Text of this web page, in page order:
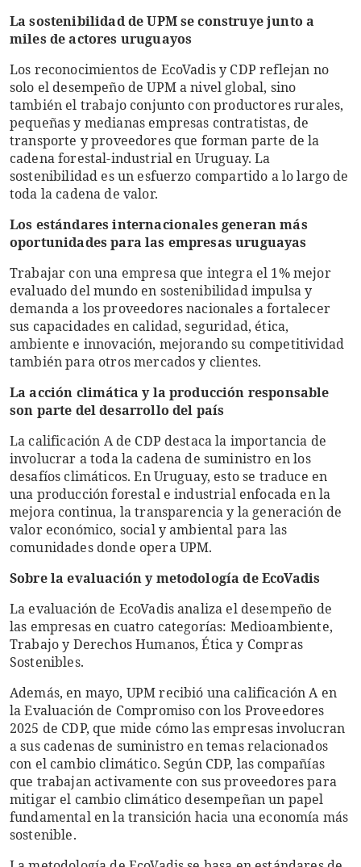
La sostenibilidad de UPM se construye junto a
miles de actores uruguayos
Los reconocimientos de EcoVadis y CDP reflejan no
solo el desempeño de UPM a nivel global, sino
también el trabajo conjunto con productores rurales,
pequeñas y medianas empresas contratistas, de
transporte y proveedores que forman parte de la
cadena forestal-industrial en Uruguay. La
sostenibilidad es un esfuerzo compartido a lo largo de
toda la cadena de valor.
Los estándares internacionales generan más
oportunidades para las empresas uruguayas
Trabajar con una empresa que integra el 1% mejor
evaluado del mundo en sostenibilidad impulsa y
demanda a los proveedores nacionales a fortalecer
sus capacidades en calidad, seguridad, ética,
ambiente e innovación, mejorando su competitividad
también para otros mercados y clientes.
La acción climática y la producción responsable
son parte del desarrollo del país
La calificación A de CDP destaca la importancia de
involucrar a toda la cadena de suministro en los
desafíos climáticos. En Uruguay, esto se traduce en
una producción forestal e industrial enfocada en la
mejora continua, la transparencia y la generación de
valor económico, social y ambiental para las
comunidades donde opera UPM.
Sobre la evaluación y metodología de EcoVadis
La evaluación de EcoVadis analiza el desempeño de
las empresas en cuatro categorías: Medioambiente,
Trabajo y Derechos Humanos, Ética y Compras
Sostenibles.
Además, en mayo, UPM recibió una calificación A en
la Evaluación de Compromiso con los Proveedores
2025 de CDP, que mide cómo las empresas involucran
a sus cadenas de suministro en temas relacionados
con el cambio climático. Según CDP, las compañías
que trabajan activamente con sus proveedores para
mitigar el cambio climático desempeñan un papel
fundamental en la transición hacia una economía más
sostenible.